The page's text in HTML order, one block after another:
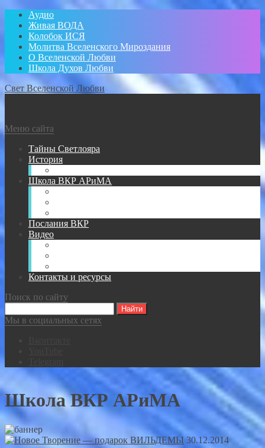
Аудио
Живая ВОДА
Колобок ИСЯ
Молитва Вселенского Мироздания
О Вселенской Любви
Школа Духов Любви
Свет Вселенской Любви
Меню сайта
Тайны Светлояра
История
Школа ВКР АРиМА
Послания ВКР
Видео
Контакты и ресурсы
Поиск по сайту
Мы в социальных сетях
Школа ВКР АРиМА
30.12.2014